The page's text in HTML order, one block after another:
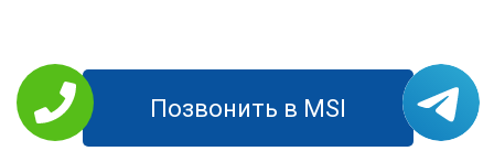
Позвонить в MSI